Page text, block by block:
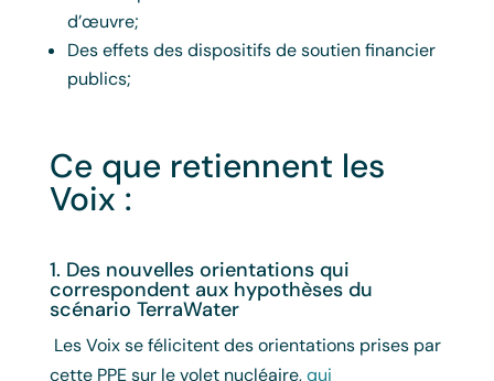
d’œuvre;
Des effets des dispositifs de soutien financier
publics;
Ce que retiennent les
Voix :
1. Des nouvelles orientations qui
correspondent aux hypothèses du
scénario TerraWater
Les Voix se félicitent des orientations prises par
cette PPE sur le volet nucléaire,qui